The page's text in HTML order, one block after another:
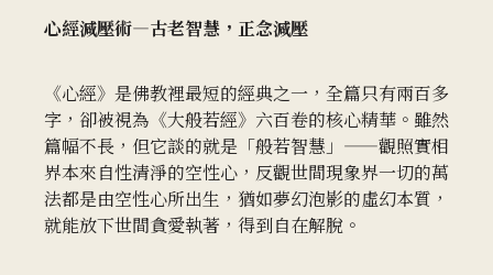
心經減壓術—古老智慧，正念減壓
《心經》是佛教裡最短的經典之一，全篇只有兩百多
字，卻被視為《大般若經》六百卷的核心精華。雖然
篇幅不長，但它談的就是「般若智慧」——觀照實相
界本來自性清淨的空性心，反觀世間現象界一切的萬
法都是由空性心所出生，猶如夢幻泡影的虛幻本質，
就能放下世間貪愛執著，得到自在解脫。